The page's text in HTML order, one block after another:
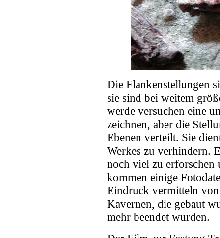
Die Flankenstellungen
sie sind bei weitem
werde versuchen eine
zeichnen, aber die
Ebenen verteilt. Sie
Werkes zu verhindern.
noch viel zu erforschen
kommen einige
Eindruck vermitteln
Kavernen, die gebaut
mehr beendet wurden.